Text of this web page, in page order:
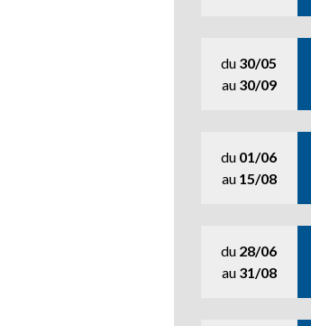
du 30/05
au 30/09
du 01/06
au 15/08
du 28/06
au 31/08